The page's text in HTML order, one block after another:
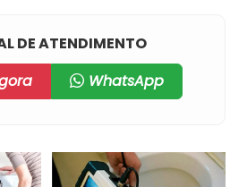
DE ATENDIMENTO
WhatsApp